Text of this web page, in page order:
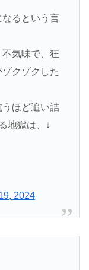
るという言
気味で、狂
クゾクした
ほど追い詰
地獄は、↓
2024